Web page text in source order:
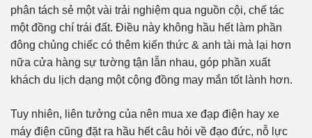
phân tách sẻ một vài trải nghiệm qua nguồn cội, chế tác
một đồng chí trái đất. Điều này không hầu hết làm phần
đông chủng chiếc có thêm kiến thức & anh tài mà lại hơn
nữa cửa hàng sự tường tận lẫn nhau, góp phần xuất
khách du lịch dạng một cộng đồng may mắn tốt lành hơn.
Tuy nhiên, liên tưởng của nên mua xe đạp điện hay xe
máy điện cũng đặt ra hầu hết câu hỏi về đạo đức, nỗ lực